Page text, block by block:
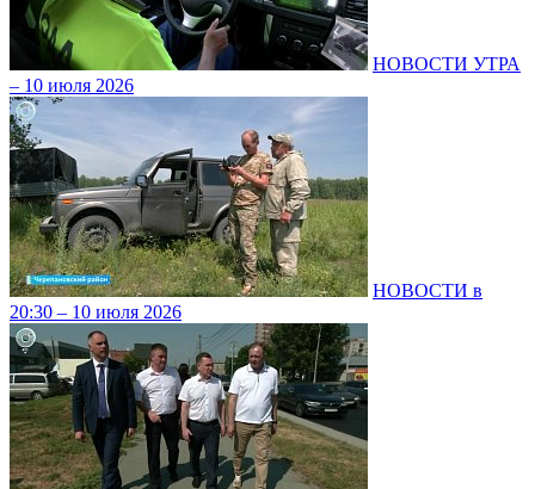
НОВОСТИ УТРА
– 10 июля 2026
НОВОСТИ в
20:30 – 10 июля 2026